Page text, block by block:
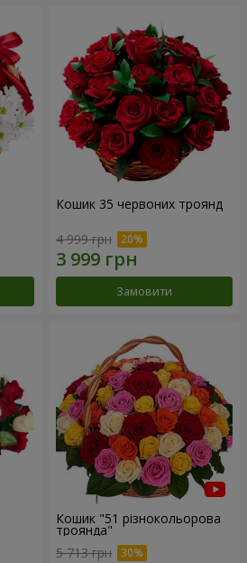
Кошик 35 червоних троянд
4 999 грн
Замовити
Кошик "51 різнокольорова
троянда"
5 713 грн